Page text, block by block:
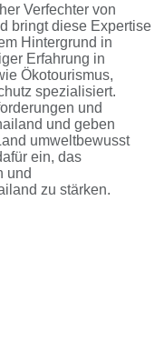
Verfechter von
bringt diese Expertise
Hintergrund in
Erfahrung in
Ökotourismus,
spezialisiert.
und
und geben
umweltbewusst
ein, das
und
zu stärken.